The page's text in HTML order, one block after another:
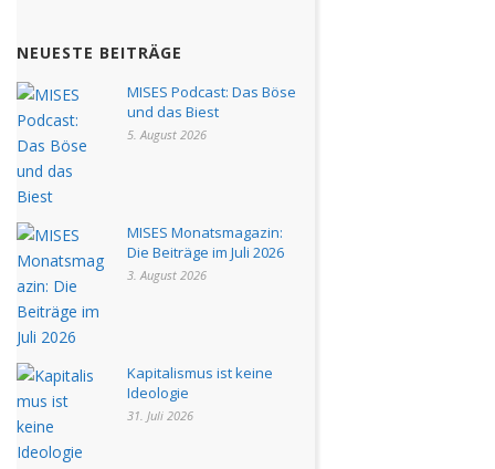
NEUESTE BEITRÄGE
MISES Podcast: Das Böse
und das Biest
5. August 2026
MISES Monatsmagazin:
Die Beiträge im Juli 2026
3. August 2026
Kapitalismus ist keine
Ideologie
31. Juli 2026